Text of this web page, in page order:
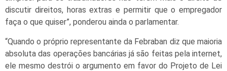
discutir direitos, horas extras e permitir que o empregador
faça o que quiser”, ponderou ainda o parlamentar.
“Quando o próprio representante da Febraban diz que maioria
absoluta das operações bancárias já são feitas pela internet,
ele mesmo destrói o argumento em favor do Projeto de Lei